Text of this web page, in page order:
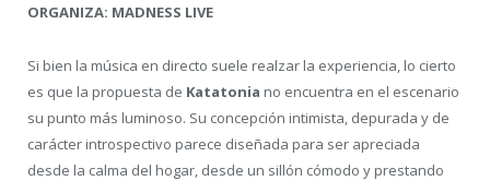
ORGANIZA: MADNESS LIVE
Si bien la música en directo suele realzar la experiencia, lo cierto
es que la propuesta de Katatonia no encuentra en el escenario
su punto más luminoso. Su concepción intimista, depurada y de
carácter introspectivo parece diseñada para ser apreciada
desde la calma del hogar, desde un sillón cómodo y prestando